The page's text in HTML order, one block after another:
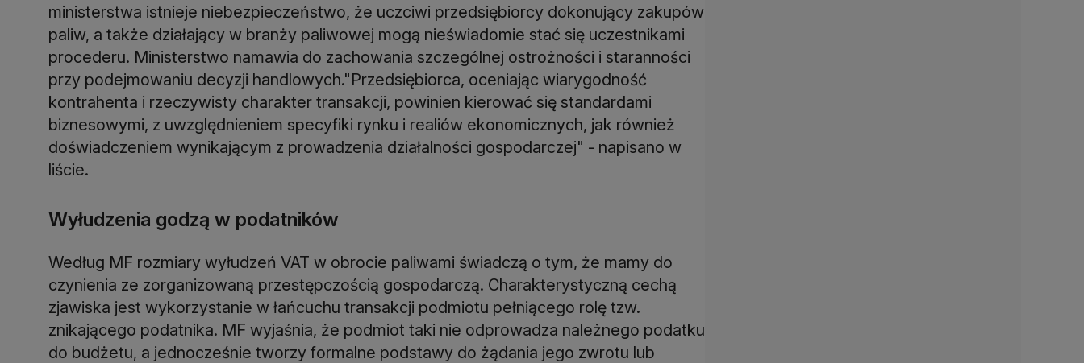
ministerstwa istnieje niebezpieczeństwo, że uczciwi przedsiębiorcy dokonujący zakupów
paliw, a także działający w branży paliwowej mogą nieświadomie stać się uczestnikami
procederu. Ministerstwo namawia do zachowania szczególnej ostrożności i staranności
przy podejmowaniu decyzji handlowych."Przedsiębiorca, oceniając wiarygodność
kontrahenta i rzeczywisty charakter transakcji, powinien kierować się standardami
biznesowymi, z uwzględnieniem specyfiki rynku i realiów ekonomicznych, jak również
doświadczeniem wynikającym z prowadzenia działalności gospodarczej" - napisano w
liście.
Wyłudzenia godzą w podatników
Według MF rozmiary wyłudzeń VAT w obrocie paliwami świadczą o tym, że mamy do
czynienia ze zorganizowaną przestępczością gospodarczą. Charakterystyczną cechą
zjawiska jest wykorzystanie w łańcuchu transakcji podmiotu pełniącego rolę tzw.
znikającego podatnika. MF wyjaśnia, że podmiot taki nie odprowadza należnego podatku
do budżetu, a jednocześnie tworzy formalne podstawy do żądania jego zwrotu lub